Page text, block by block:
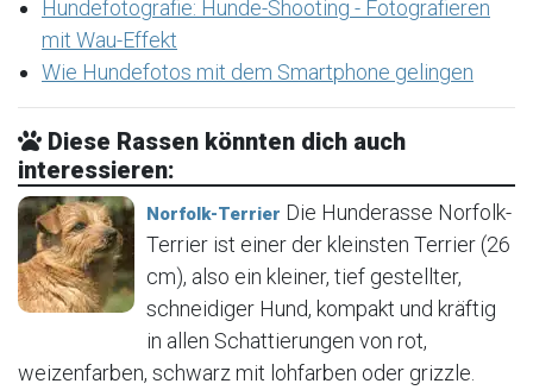
Hundefotografie: Hunde-Shooting - Fotografieren
mit Wau-Effekt
Wie Hundefotos mit dem Smartphone gelingen
Diese Rassen könnten dich auch
interessieren:
Norfolk-Terrier Die Hunderasse Norfolk-
Terrier ist einer der kleinsten Terrier (26
cm), also ein kleiner, tief gestellter,
schneidiger Hund, kompakt und kräftig
in allen Schattierungen von rot,
weizenfarben, schwarz mit lohfarben oder grizzle.